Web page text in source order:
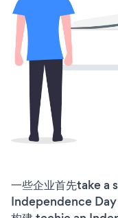
一些企业首先take a
Independence Day